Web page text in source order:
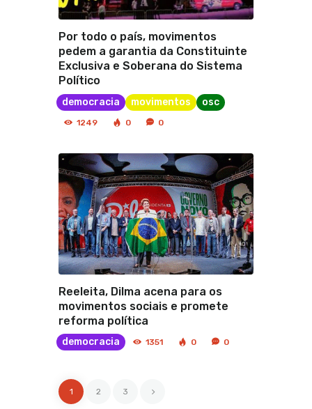
Por todo o país, movimentos
pedem a garantia da Constituinte
Exclusiva e Soberana do Sistema
Político
democracia movimentos osc
1249 0 0
Reeleita, Dilma acena para os
movimentos sociais e promete
reforma política
democracia 1351 0 0
1 2 3
>